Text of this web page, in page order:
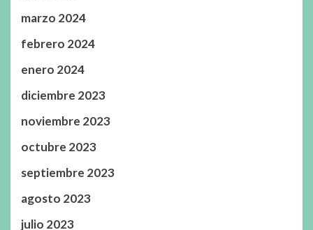
marzo 2024
febrero 2024
enero 2024
diciembre 2023
noviembre 2023
octubre 2023
septiembre 2023
agosto 2023
julio 2023